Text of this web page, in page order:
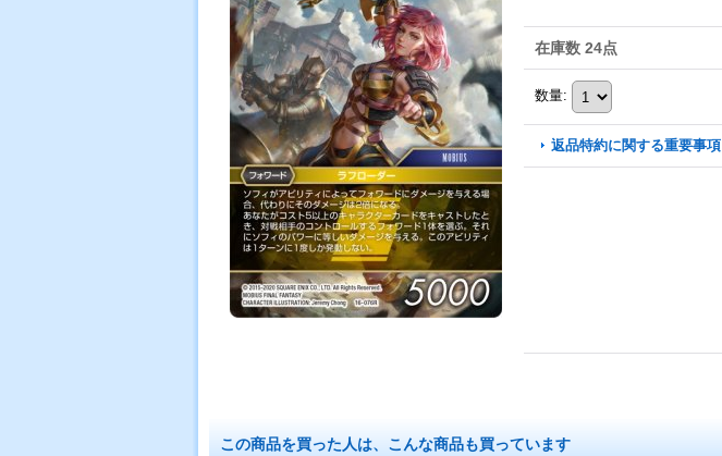
在庫数 24点
数量:
返品特約に関する重要事項
この商品を買った人は、こんな商品も買っています